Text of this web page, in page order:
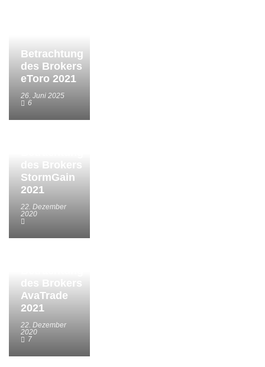
Betrachtung
des Brokers
eToro 2021
26. Juni 2025
6
des Brokers
StormGain
2021
22. Dezember
2020
des Brokers
AvaTrade
2021
22. Dezember
2020
7